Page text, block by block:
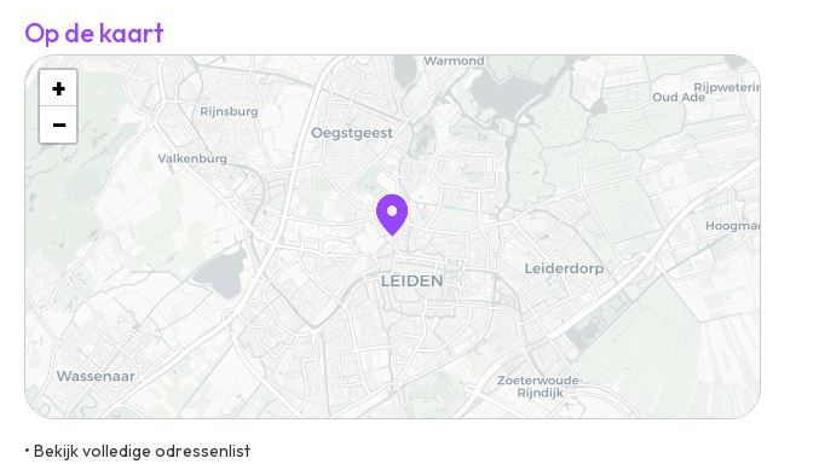
Op de kaart
+
−
• Bekijk volledige odressenlist